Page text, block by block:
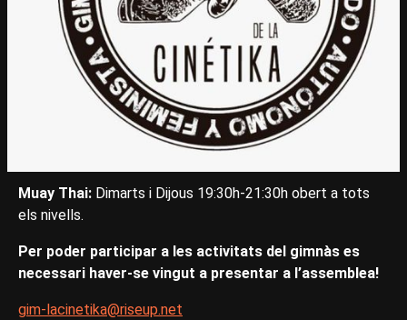
Muay Thai: Dimarts i Dijous 19:30h-21:30h obert a tots
els nivells.
Per poder participar a les activitats del gimnàs es
necessari haver-se vingut a presentar a l’assemblea!
gim-lacinetika@riseup.net